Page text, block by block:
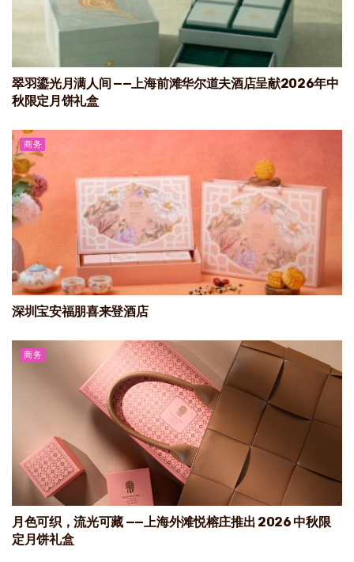
翠羽鎏光月满人间 ——上海前滩华尔道夫酒店呈献2026年中
秋限定月饼礼盒
商务
深圳宝安福朋喜来登酒店
商务
月色可织，流光可藏 ——上海外滩悦榕庄推出 2026 中秋限
定月饼礼盒